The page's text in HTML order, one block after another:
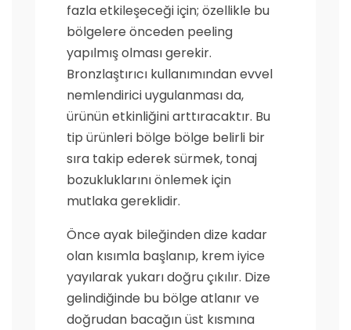
fazla etkileşeceği için; özellikle bu
bölgelere önceden peeling
yapılmış olması gerekir.
Bronzlaştırıcı kullanımından evvel
nemlendirici uygulanması da,
ürünün etkinliğini arttıracaktır. Bu
tip ürünleri bölge bölge belirli bir
sıra takip ederek sürmek, tonaj
bozukluklarını önlemek için
mutlaka gereklidir.
Önce ayak bileğinden dize kadar
olan kısımla başlanıp, krem iyice
yayılarak yukarı doğru çıkılır. Dize
gelindiğinde bu bölge atlanır ve
doğrudan bacağın üst kısmına